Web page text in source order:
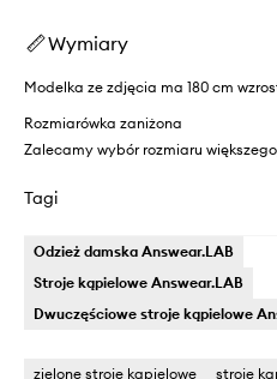
Wymiary
Modelka ze zdjęcia ma 180 cm
Rozmiarówka zaniżona
Zalecamy wybór rozmiaru
Tagi
Odzież damska Answear.LAB
Stroje kąpielowe Answear.LAB
Dwuczęściowe stroje kąpielowe
zielone stroje kąpielowe stroje